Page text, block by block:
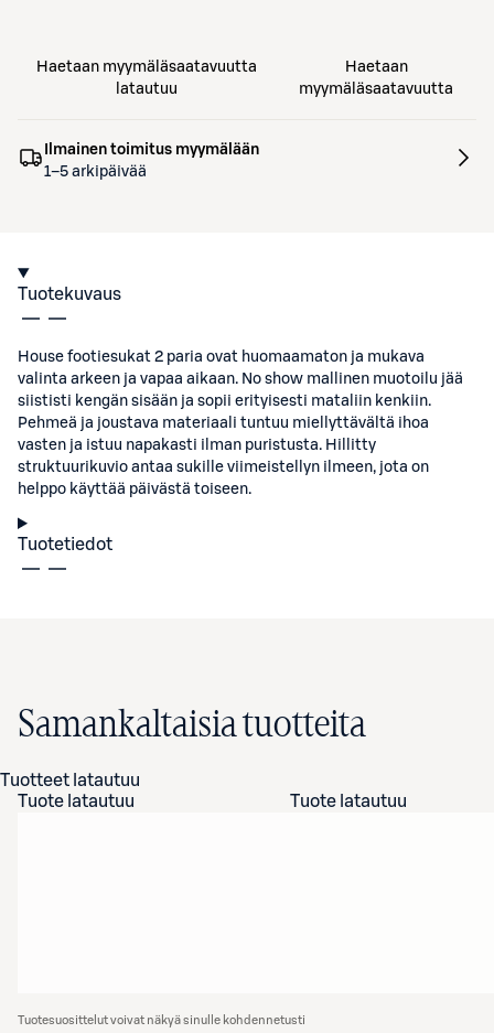
Haetaan myymäläsaatavuutta
latautuu
Haetaan
myymäläsaatavuutta
Ilmainen toimitus myymälään
1–5 arkipäivää
Tuotekuvaus
House footiesukat 2 paria ovat huomaamaton ja mukava
valinta arkeen ja vapaa aikaan. No show mallinen muotoilu jää
siististi kengän sisään ja sopii erityisesti mataliin kenkiin.
Pehmeä ja joustava materiaali tuntuu miellyttävältä ihoa
vasten ja istuu napakasti ilman puristusta. Hillitty
struktuurikuvio antaa sukille viimeistellyn ilmeen, jota on
helppo käyttää päivästä toiseen.
Tuotetiedot
Samankaltaisia tuotteita
Tuotteet latautuu
Tuote latautuu
Tuote latautuu
Tuotesuosittelut voivat näkyä sinulle kohdennetusti